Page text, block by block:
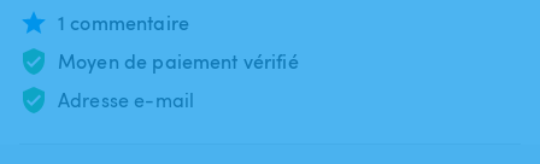
1 commentaire
Moyen de paiement vérifié
Adresse e-mail